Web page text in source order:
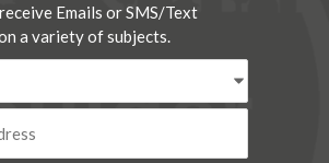
Emails or SMS/Text
a variety of subjects.